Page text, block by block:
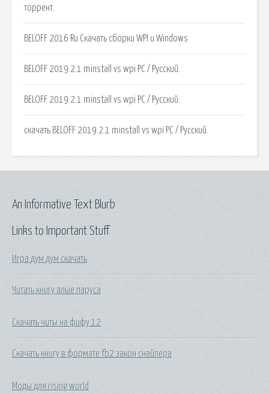
торрент.
BELOFF 2016 Ru Скачать сборки WPI и Windows
BELOFF 2019.2.1 minstall vs wpi PC / Русский.
BELOFF 2019.2.1 minstall vs wpi PC / Русский.
скачать BELOFF 2019.2.1 minstall vs wpi PC / Русский.
Links to Important Stuff
Игра дум дум скачать
Читать книгу алые паруса
Скачать читы на фифу 12
Скачать книгу в формате fb2 закон снайпера
Моды для rising world
An Informative Text Blurb